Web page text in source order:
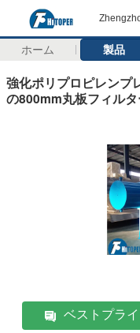
ホーム 製品
強化ポリプロピレンプ
の800mm丸板フィル
ベストプライ